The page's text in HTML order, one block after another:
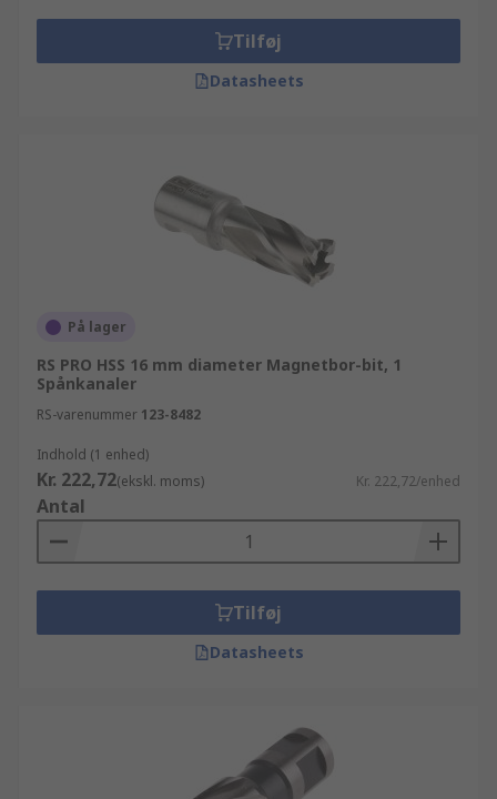
Tilføj
Datasheets
På lager
RS PRO HSS 16 mm diameter Magnetbor-bit, 1
Spånkanaler
RS-varenummer 123-8482
Indhold (1 enhed)
Kr. 222,72(ekskl. moms) Kr. 222,72/enhed
Antal
Tilføj
Datasheets